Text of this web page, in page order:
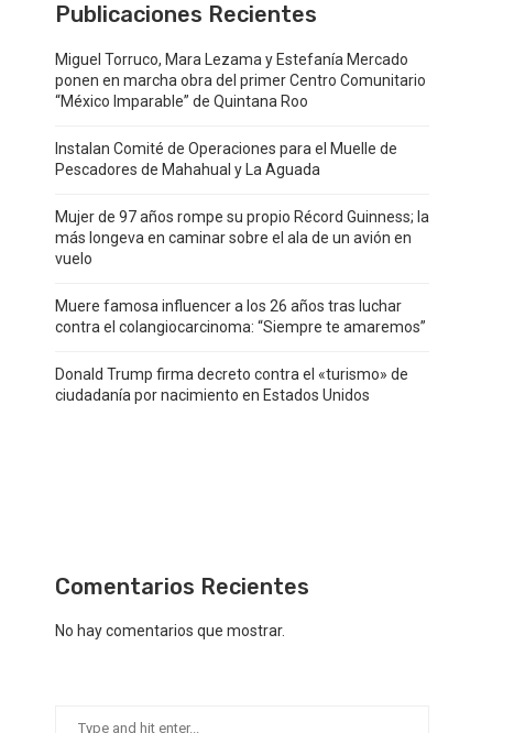
Publicaciones Recientes
Miguel Torruco, Mara Lezama y Estefanía Mercado
ponen en marcha obra del primer Centro Comunitario
“México Imparable” de Quintana Roo
Instalan Comité de Operaciones para el Muelle de
Pescadores de Mahahual y La Aguada
Mujer de 97 años rompe su propio Récord Guinness; la
más longeva en caminar sobre el ala de un avión en
vuelo
Muere famosa influencer a los 26 años tras luchar
contra el colangiocarcinoma: “Siempre te amaremos”
Donald Trump firma decreto contra el «turismo» de
ciudadanía por nacimiento en Estados Unidos
Comentarios Recientes
No hay comentarios que mostrar.